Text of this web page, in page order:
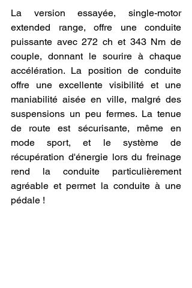
La version essayée, single-motor
extended range, offre une conduite
puissante avec 272 ch et 343 Nm de
couple, donnant le sourire à chaque
accélération. La position de conduite
offre une excellente visibilité et une
maniabilité aisée en ville, malgré des
suspensions un peu fermes. La tenue
de route est sécurisante, même en
mode sport, et le système de
récupération d'énergie lors du freinage
rend la conduite particulièrement
agréable et permet la conduite à une
pédale !